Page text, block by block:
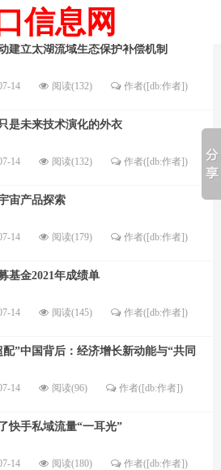
信息网
建立太湖流域生态保护补偿机制
14 阅读(132) 作者([db:作者])
是未来技术演化的外衣
14 阅读(132) 作者([db:作者])
宙产品探索
14 阅读(179) 作者([db:作者])
基金2021年成绩单
14 阅读(145) 作者([db:作者])
配”中国背后：经济增长新动能与“共同
14 阅读(96) 作者([db:作者])
快手私域流量“一耳光”
14 阅读(180) 作者([db:作者])